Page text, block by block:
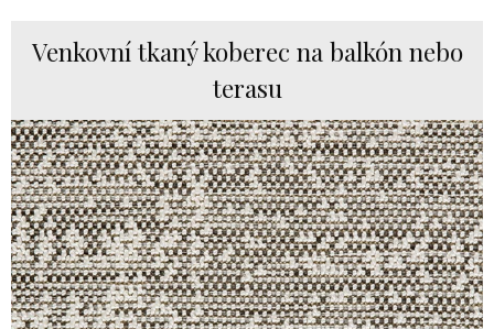
Venkovní tkaný koberec na balkón nebo
terasu